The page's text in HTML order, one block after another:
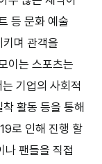
등 문화 예술
며 관객을
이는 스포츠는
기업의 사회적
활동 등을 통해
19로 인해 진행 할
나 팬들을 직접